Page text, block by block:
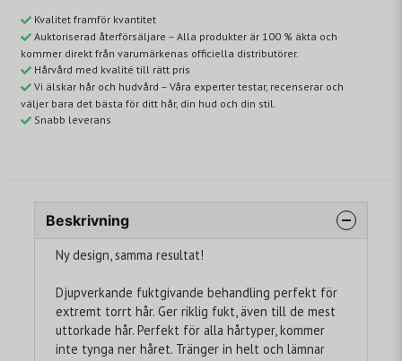
Kvalitet framför kvantitet
Auktoriserad återförsäljare – Alla produkter är 100 % äkta och
kommer direkt från varumärkenas officiella distributörer.
Hårvård med kvalité till rätt pris
Vi älskar hår och hudvård – Våra experter testar, recenserar och
väljer bara det bästa för ditt hår, din hud och din stil.
Snabb leverans
Beskrivning
Ny design, samma resultat!
Djupverkande fuktgivande behandling perfekt för
extremt torrt hår. Ger riklig fukt, även till de mest
uttorkade hår. Perfekt för alla hårtyper, kommer
inte tynga ner håret. Tränger in helt och lämnar